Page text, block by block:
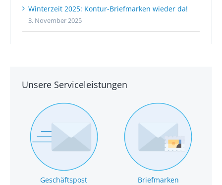
Winterzeit 2025: Kontur-Briefmarken wieder da!
3. November 2025
Unsere Serviceleistungen
Geschäftspost Briefmarken